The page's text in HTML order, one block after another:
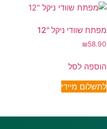
מפתח שוודי ניקל "12
₪58.90
הוספה לסל
לתשלום מיידי